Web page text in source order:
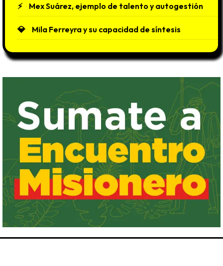
Mex Suárez, ejemplo de talento y autogestión
Mila Ferreyra y su capacidad de síntesis